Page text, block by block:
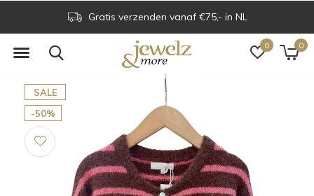
0 0
Gratis verzenden vanaf €75,- in NL
SALE
-50%